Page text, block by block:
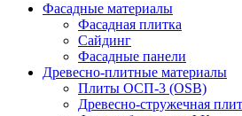
Фасадные материалы
Фасадная плитка
Сайдинг
Фасадные панели
Древесно-плитные материалы
Плиты ОСП-3 (OSB)
Древесно-стружечная